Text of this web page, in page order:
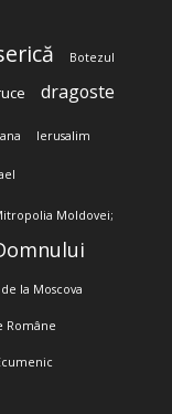
Botezul
dragoste
Ierusalim
Moldovei;
la Moscova
Române